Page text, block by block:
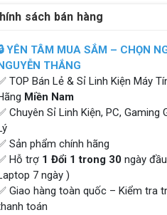
sách bán hàng
YÊN TÂM MUA SẮM – CHỌN
THẮNG
TOP Bán Lẻ & Sỉ Linh Kiện Máy
Miền Nam
Chuyên Sỉ Linh Kiện, PC, Gaming
Sản phẩm chính hãng
Hỗ trợ 1 Đổi 1 trong 30 ngày
7 ngày )
Giao hàng toàn quốc – Kiểm tra
toán